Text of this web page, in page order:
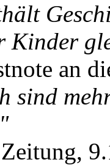
Kinder
an
sind